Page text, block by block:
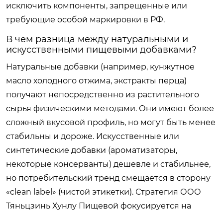
исключить компоненты, запрещенные или
требующие особой маркировки в РФ.
В чем разница между натуральными и
искусственными пищевыми добавками?
Натуральные добавки (например, кунжутное
масло холодного отжима, экстракты перца)
получают непосредственно из растительного
сырья физическими методами. Они имеют более
сложный вкусовой профиль, но могут быть менее
стабильны и дороже. Искусственные или
синтетические добавки (ароматизаторы,
некоторые консерванты) дешевле и стабильнее,
но потребительский тренд смещается в сторону
«clean label» (чистой этикетки). Стратегия ООО
Тяньцзинь Хунлу Пищевой фокусируется на